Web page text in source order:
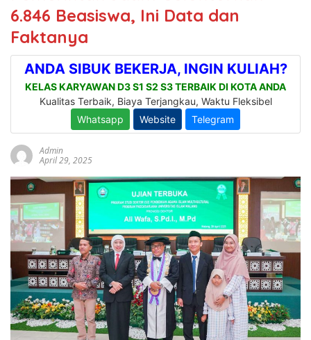
6.846 Beasiswa, Ini Data dan
Faktanya
Admin
April 29, 2025